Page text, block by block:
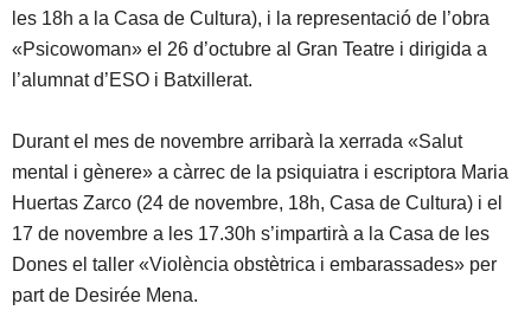
les 18h a la Casa de Cultura), i la representació de l’obra
«Psicowoman» el 26 d’octubre al Gran Teatre i dirigida a
l’alumnat d’ESO i Batxillerat.
Durant el mes de novembre arribarà la xerrada «Salut
mental i gènere» a càrrec de la psiquiatra i escriptora Maria
Huertas Zarco (24 de novembre, 18h, Casa de Cultura) i el
17 de novembre a les 17.30h s’impartirà a la Casa de les
Dones el taller «Violència obstètrica i embarassades» per
part de Desirée Mena.